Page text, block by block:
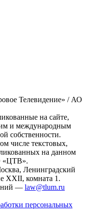
Телевидение» / АО
на сайте,
и международным
собственности.
числе текстовых,
на данном
«ЦТВ».
Ленинградский
XXII, комната 1.
— law@tlum.ru
персональных